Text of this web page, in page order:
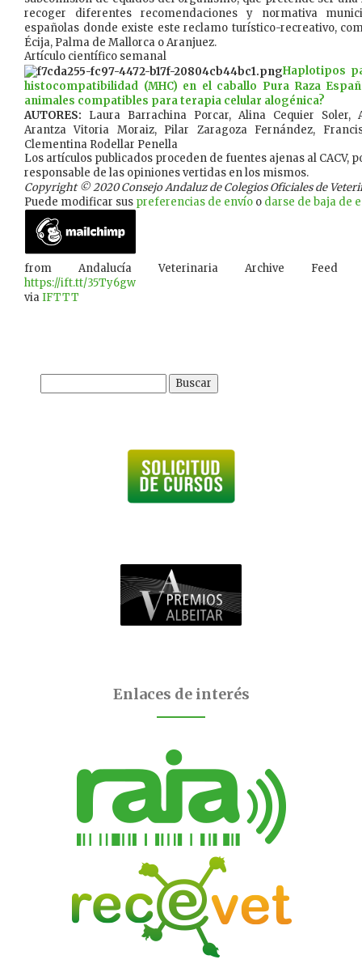
recoger diferentes recomendaciones y normativa
españolas donde existe este reclamo turístico-recreativo,
Écija, Palma de Mallorca o Aranjuez.
Artículo científico semanal
Haplotipos
histocompatibilidad (MHC) en el caballo Pura Raza
animales compatibles para terapia celular alogénica?
AUTORES: Laura Barrachina Porcar, Alina Cequier Soler,
Arantza Vitoria Moraiz, Pilar Zaragoza Fernández,
Clementina Rodellar Penella
Los artículos publicados proceden de fuentes ajenas al CACV,
responsable de las opiniones vertidas en los mismos.
Copyright © 2020 Consejo Andaluz de Colegios Oficiales de
Puede modificar sus preferencias de envío o darse de baja de
from Andalucía Veterinaria Archive Feed
https://ift.tt/35Ty6gw
viaIFTTT
Buscar:
Enlaces de interés